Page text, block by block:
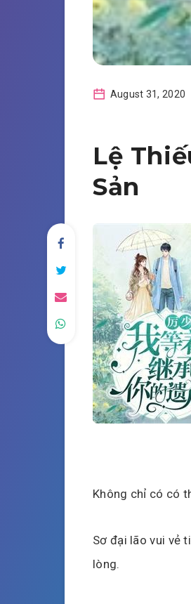
August 31, 2020
Lệ
Sản
Không chỉ có có
Sơ đại lão vui vẻ
lòng.